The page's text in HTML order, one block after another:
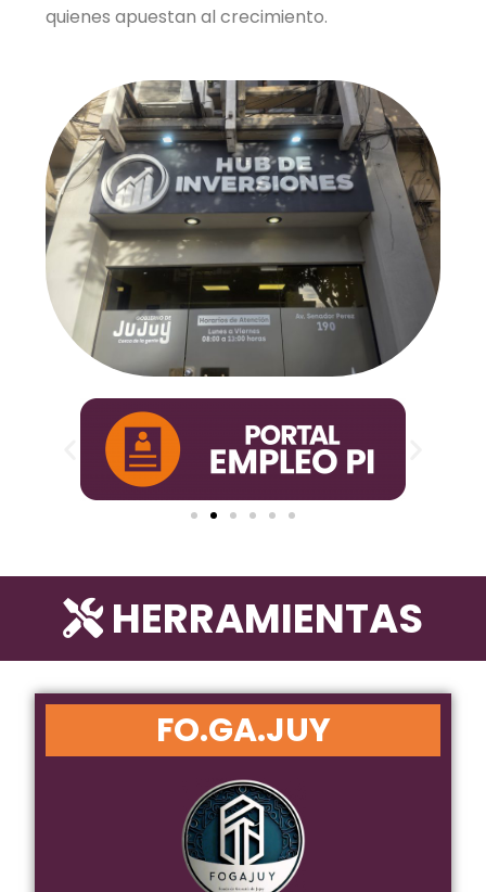
quienes apuestan al crecimiento.
HERRAMIENTAS
FO.GA.JUY